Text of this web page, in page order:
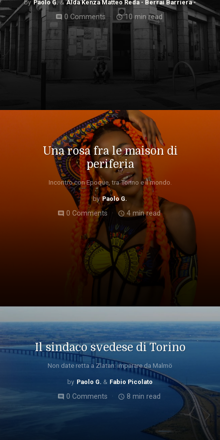
Paolo G. Alda Kenza Matteo Reda - Berrai Barriera -
comment 0 Comments access_time10 min read
Una rosa fra le maison di
periferia
Incontro con Epoque, tra Torino e il mondo.
Paolo G.
comment 0 Comments access_time 4 min read
Il sindaco svedese di Torino
Non date retta a Zlatan: imparare da Malmö
Paolo G. Fabio Picolato
comment0 Comments access_time 8 min read